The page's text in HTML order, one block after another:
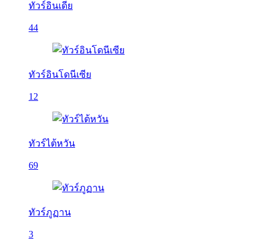
ทัวร์อินเดีย
44
ทัวร์อินโดนีเซีย
12
ทัวร์ไต้หวัน
69
ทัวร์ภูฏาน
3